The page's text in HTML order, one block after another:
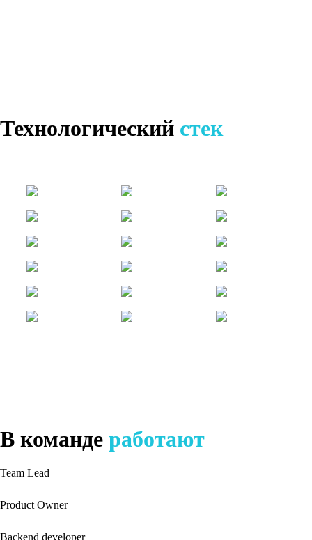
Технологический стек
В команде работают
Team Lead
Product Owner
Backend developer